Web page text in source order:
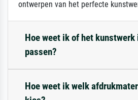
ontwerpen van het perfecte
Hoe weet ik of het
passen?
Hoe weet ik welk